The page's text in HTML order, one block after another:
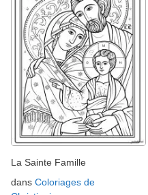
La Sainte Famille
dans Coloriages de